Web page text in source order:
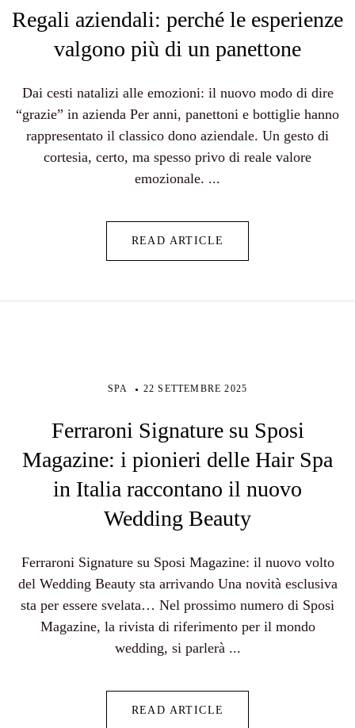
Regali aziendali: perché le esperienze
valgono più di un panettone
Dai cesti natalizi alle emozioni: il nuovo modo di dire
“grazie” in azienda Per anni, panettoni e bottiglie hanno
rappresentato il classico dono aziendale. Un gesto di
cortesia, certo, ma spesso privo di reale valore
emozionale. ...
READ ARTICLE
SPA 22 SETTEMBRE 2025
Ferraroni Signature su Sposi
Magazine: i pionieri delle Hair Spa
in Italia raccontano il nuovo
Wedding Beauty
Ferraroni Signature su Sposi Magazine: il nuovo volto
del Wedding Beauty sta arrivando Una novità esclusiva
sta per essere svelata… Nel prossimo numero di Sposi
Magazine, la rivista di riferimento per il mondo
wedding, si parlerà ...
READ ARTICLE